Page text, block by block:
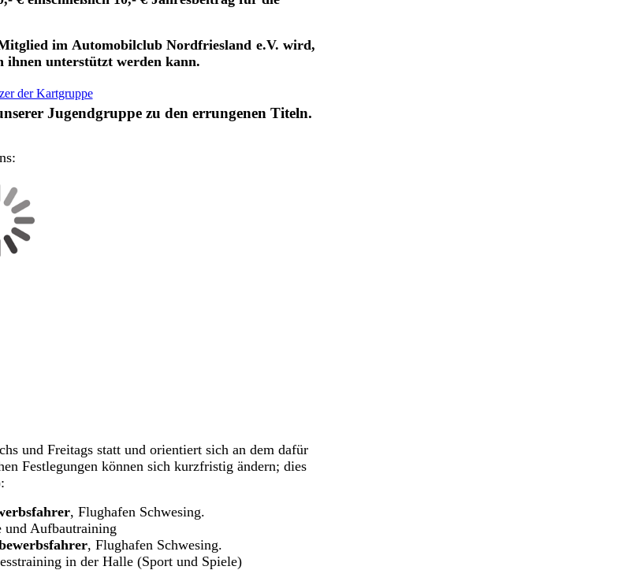
im Automobilclub Nordfriesland e.V. wird,
unterstützt werden kann.
der Kartgruppe
Jugendgruppe zu den errungenen Titeln.
und Freitags statt und orientiert sich an dem dafür
Festlegungen können sich kurzfristig ändern; dies
, Flughafen Schwesing.
Aufbautraining
, Flughafen Schwesing.
der Halle (Sport und Spiele)